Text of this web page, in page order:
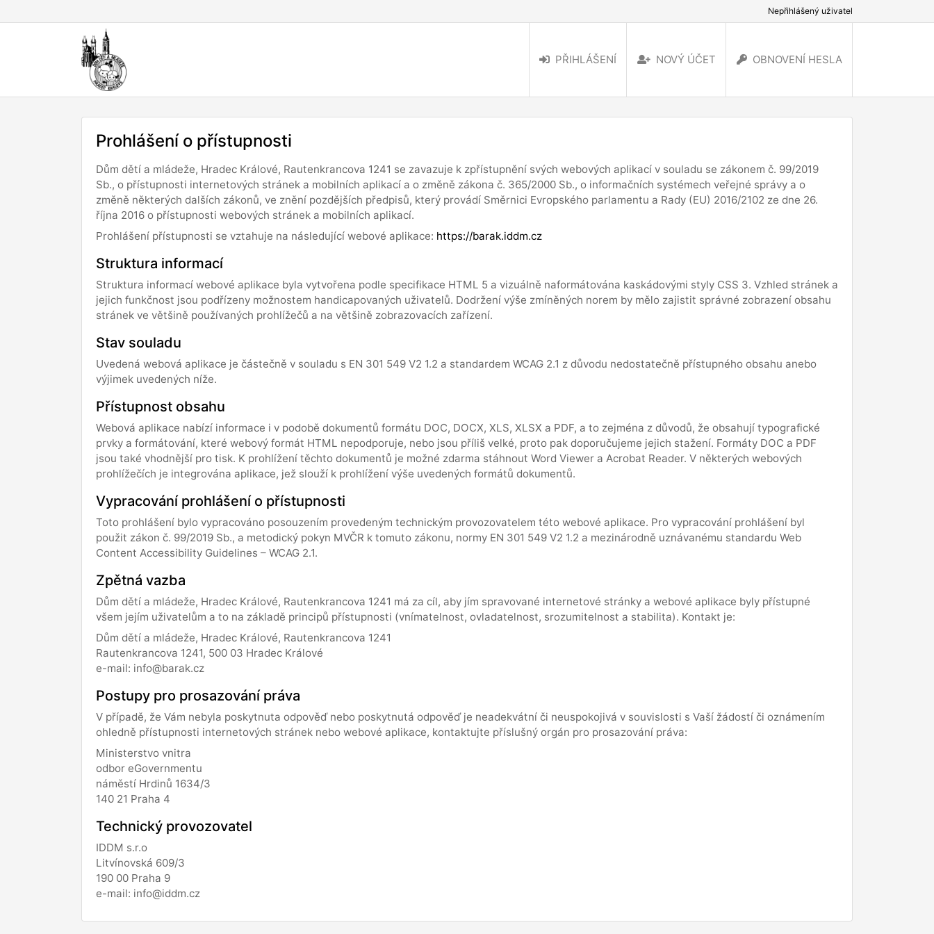
Nepřihlášený uživatel
PŘIHLÁŠENÍ NOVÝ ÚČET OBNOVENÍ HESLA
Prohlášení o přístupnosti
Dům dětí a mládeže, Hradec Králové, Rautenkrancova 1241 se zavazuje k zpřístupnění svých webových aplikací v souladu se zákonem č. 99/2019
Sb., o přístupnosti internetových stránek a mobilních aplikací a o změně zákona č. 365/2000 Sb., o informačních systémech veřejné správy a o
změně některých dalších zákonů, ve znění pozdějších předpisů, který provádí Směrnici Evropského parlamentu a Rady (EU) 2016/2102 ze dne 26.
října 2016 o přístupnosti webových stránek a mobilních aplikací.
Prohlášení přístupnosti se vztahuje na následující webové aplikace: https://barak.iddm.cz
Struktura informací
Struktura informací webové aplikace byla vytvořena podle specifikace HTML 5 a vizuálně naformátována kaskádovými styly CSS 3. Vzhled stránek a
jejich funkčnost jsou podřízeny možnostem handicapovaných uživatelů. Dodržení výše zmíněných norem by mělo zajistit správné zobrazení obsahu
stránek ve většině používaných prohlížečů a na většině zobrazovacích zařízení.
Stav souladu
Uvedená webová aplikace je částečně v souladu s EN 301 549 V2 1.2 a standardem WCAG 2.1 z důvodu nedostatečně přístupného obsahu anebo
výjimek uvedených níže.
Přístupnost obsahu
Webová aplikace nabízí informace i v podobě dokumentů formátu DOC, DOCX, XLS, XLSX a PDF, a to zejména z důvodů, že obsahují typografické
prvky a formátování, které webový formát HTML nepodporuje, nebo jsou příliš velké, proto pak doporučujeme jejich stažení. Formáty DOC a PDF
jsou také vhodnější pro tisk. K prohlížení těchto dokumentů je možné zdarma stáhnout Word Viewer a Acrobat Reader. V některých webových
prohlížečích je integrována aplikace, jež slouží k prohlížení výše uvedených formátů dokumentů.
Vypracování prohlášení o přístupnosti
Toto prohlášení bylo vypracováno posouzením provedeným technickým provozovatelem této webové aplikace. Pro vypracování prohlášení byl
použit zákon č. 99/2019 Sb., a metodický pokyn MVČR k tomuto zákonu, normy EN 301 549 V2 1.2 a mezinárodně uznávanému standardu Web
Content Accessibility Guidelines – WCAG 2.1.
Zpětná vazba
Dům dětí a mládeže, Hradec Králové, Rautenkrancova 1241 má za cíl, aby jím spravované internetové stránky a webové aplikace byly přístupné
všem jejím uživatelům a to na základě principů přístupnosti (vnímatelnost, ovladatelnost, srozumitelnost a stabilita). Kontakt je:
Dům dětí a mládeže, Hradec Králové, Rautenkrancova 1241
Rautenkrancova 1241, 500 03 Hradec Králové
e-mail: info@barak.cz
Postupy pro prosazování práva
V případě, že Vám nebyla poskytnuta odpověď nebo poskytnutá odpověď je neadekvátní či neuspokojivá v souvislosti s Vaší žádostí či oznámením
ohledně přístupnosti internetových stránek nebo webové aplikace, kontaktujte příslušný orgán pro prosazování práva:
Ministerstvo vnitra
odbor eGovernmentu
náměstí Hrdinů 1634/3
140 21 Praha 4
Technický provozovatel
IDDM s.r.o
Litvínovská 609/3
190 00 Praha 9
e-mail: info@iddm.cz